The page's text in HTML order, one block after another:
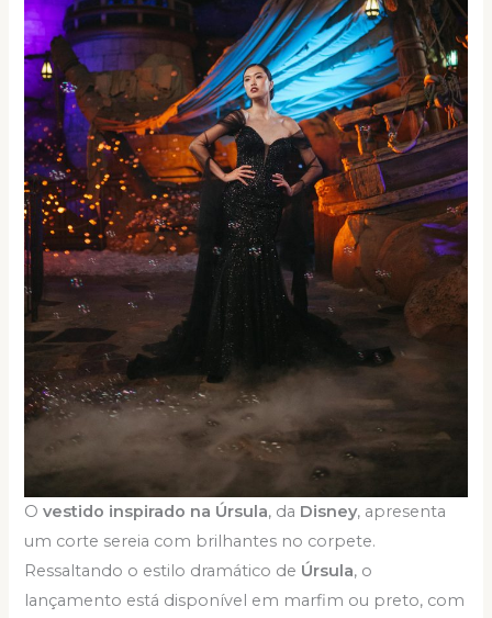
Ovestido inspirado na Úrsula, da Disney, apresenta
um corte sereia com brilhantes no corpete.
Ressaltando o estilo dramático de Úrsula, o
lançamento está disponível em marfim ou preto, com